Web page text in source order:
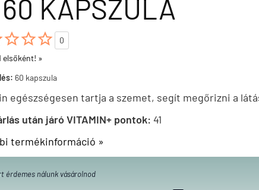
KAPSZULA

0
elsőként! »
60 kapszula
egészségesen tartja a szemet, segít megőrizni a
után járó VITAMIN+ pontok: 41
termékinformáció »
érdemes nálunk vásárolnod